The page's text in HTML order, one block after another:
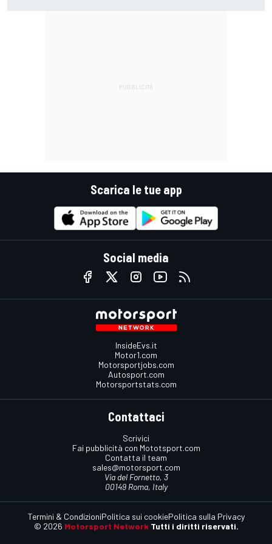
Scarica le tue app
Social media
InsideEvs.it
Motor1.com
Motorsportjobs.com
Autosport.com
Motorsportstats.com
Contattaci
Scrivici
Fai pubblicità con Mototsport.com
Contatta il team
sales@motorsport.com
Via del Fornetto, 3
00149 Roma, Italy
© 2026 Motorsport Network Tutti i diritti riservati.
Termini & CondizioniPolitica sui cookiePolitica sulla Privacy